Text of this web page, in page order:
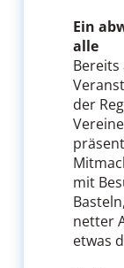
Ein
alle
der
mit
netter
etwas